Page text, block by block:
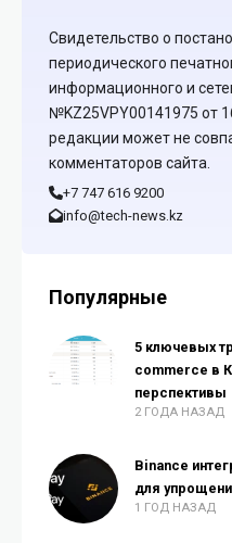
Свидетельство о
периодического
информационного и
№KZ25VPY00141975 от
редакции может не
комментаторов сайта.
+7 747 616 9200
info@tech-news.kz
Популярные
5 ключевых
commerce в
перспективы
2 ГОДА НАЗАД
Binance интегрирует Apple
для
1 ГОД НАЗАД